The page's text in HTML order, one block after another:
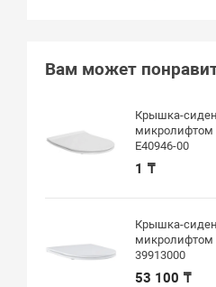
Вам может
Крышка-
микролифтом
E40946-00
1 ₸
Крышка-
микролифтом
39913000
53 100 ₸